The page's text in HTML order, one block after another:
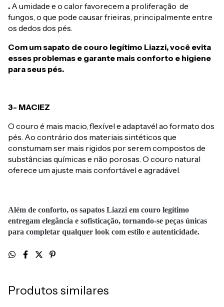
. A umidade e o calor favorecem a proliferação de
fungos, o que pode causar frieiras, principalmente entre
os dedos dos pés.
Com um sapato de couro legítimo Liazzi, você evita
esses problemas e garante mais conforto e higiene
para seus pés.
3- MACIEZ
O couro é mais macio, flexível e adaptavél ao formato dos
pés. Ao contrário dos materiais sintéticos que
constumam ser mais rigidos por serem compostos de
substâncias químicas e não porosas. O couro natural
oferece um ajuste mais confortável e agradável.
Além de conforto, os sapatos Liazzi em couro legítimo
entregam elegância e sofisticação, tornando-se peças únicas
para completar qualquer look com estilo e autenticidade.
Produtos similares